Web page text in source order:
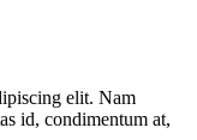
elit. Nam
id, condimentum at,